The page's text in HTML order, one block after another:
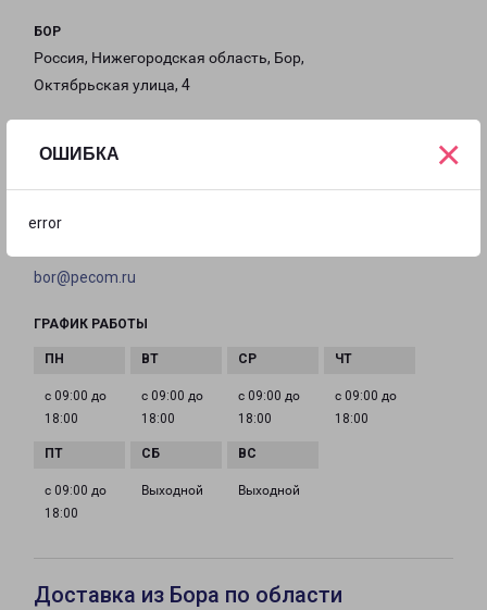
ОШИБКА
error
×
БОР
Россия, Нижегородская область, Бор,
Октябрьская улица, 4
bor@pecom.ru
ГРАФИК РАБОТЫ
с 09:00 до
18:00
с 09:00 до
18:00
с 09:00 до
18:00
с 09:00 до
18:00
с 09:00 до
18:00
Выходной Выходной
Доставка из Бора по области